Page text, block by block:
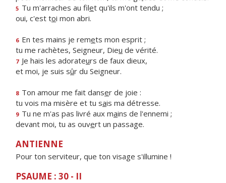
5 Tu m'arraches au filet qu'ils m'ont tendu ;
oui, c'est toi mon abri.
6 En tes mains je remets mon esprit ;
tu me rachètes, Seigneur, Dieu de vérité.
7 Je hais les adorateurs de faux dieux,
et moi, je suis sûr du Seigneur.
8 Ton amour me fait danser de joie :
tu vois ma misère et tu sais ma détresse.
9 Tu ne m'as pas livré aux mains de l'ennemi ;
devant moi, tu as ouvert un passage.
ANTIENNE
Pour ton serviteur, que ton visage s'illumine !
PSAUME : 30 - II